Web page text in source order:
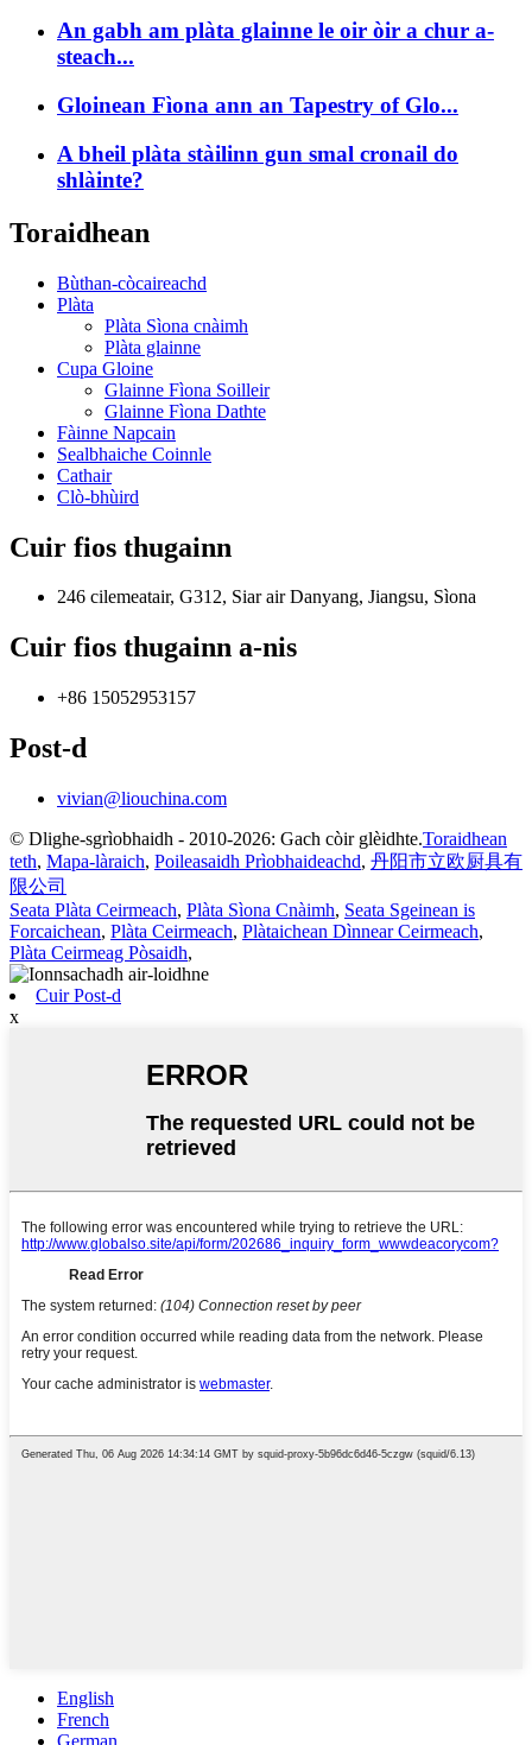
An gabh am plàta glainne le oir òir a chur a-
steach...
Gloinean Fìona ann an Tapestry of Glo...
A bheil plàta stàilinn gun smal cronail do
shlàinte?
Toraidhean
Bùthan-còcaireachd
Plàta
Plàta Sìona cnàimh
Plàta glainne
Cupa Gloine
Glainne Fìona Soilleir
Glainne Fìona Dathte
Fàinne Napcain
Sealbhaiche Coinnle
Cathair
Clò-bhùird
Cuir fios thugainn
246 cilemeatair, G312, Siar air Danyang, Jiangsu, Sìona
Cuir fios thugainn a-nis
+86 15052953157
Post-d
vivian@liouchina.com
© Dlighe-sgrìobhaidh - 2010-2026: Gach còir glèidhte.Toraidhean
teth, Mapa-làraich, Poileasaidh Prìobhaideachd, 丹阳市立欧厨具有
限公司
Seata Plàta Ceirmeach, Plàta Sìona Cnàimh, Seata Sgeinean is
Forcaichean, Plàta Ceirmeach, Plàtaichean Dìnnear Ceirmeach,
Plàta Ceirmeag Pòsaidh,
Cuir Post-d
x
English
French
German